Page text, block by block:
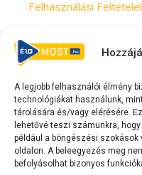
A legjobb felhasználói élmény
technológiákat használunk,
tárolására és/vagy elérésére.
lehetővé teszi számunkra,
például a böngészési
oldalon. A beleegyezés meg
befolyásolhat bizonyos
Felhasználási
Irányelvek
F
a
c
e
b
Y
o
u
t
u
T
i
k
t
o